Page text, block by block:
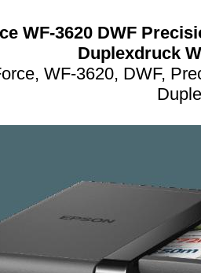
WF-3620 DWF
Duplexdruck
WF-3620, DWF,